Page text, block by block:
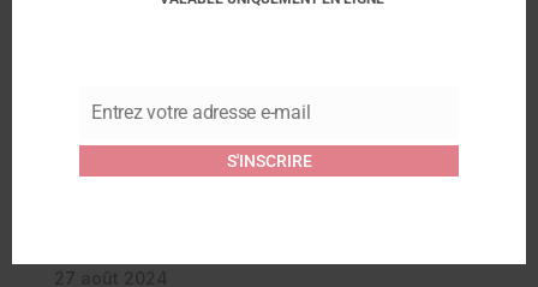
1323 Marino
3 juillet 2024
Article similaire
Tirso 1433 – Marine
25 août 2025
Article similaire
Email
Entrez votre adresse e-mail
S'INSCRIRE